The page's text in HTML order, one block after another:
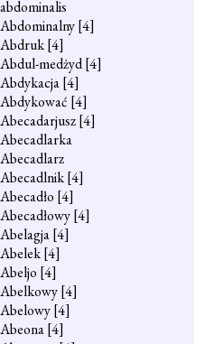
abdominalis
Abdominalny[4]
Abdruk[4]
Abdul-medżyd[4]
Abdykacja[4]
Abdykować [4]
Abecadarjusz[4]
Abecadlarka
Abecadlarz
Abecadlnik[4]
Abecadło [4]
Abecadłowy[4]
Abelagja[4]
Abelek[4]
Abeljo [4]
Abelkowy[4]
Abelowy[4]
Abeona[4]